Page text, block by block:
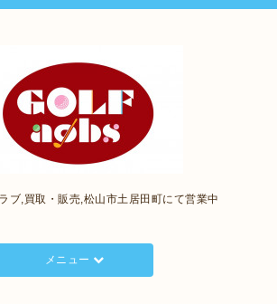
ブ,買取・販売,松山市土居田町にて営業中
メニュー